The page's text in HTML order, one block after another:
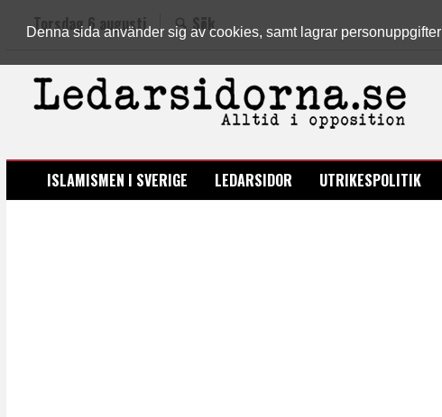
Denna sida använder sig av cookies, samt lagrar
Torsdag 6 augusti Sök
LEDARSIDORNA.SE
ISLAMISMEN I SVERIGE LEDARSIDOR UTRIKESPOLITIK